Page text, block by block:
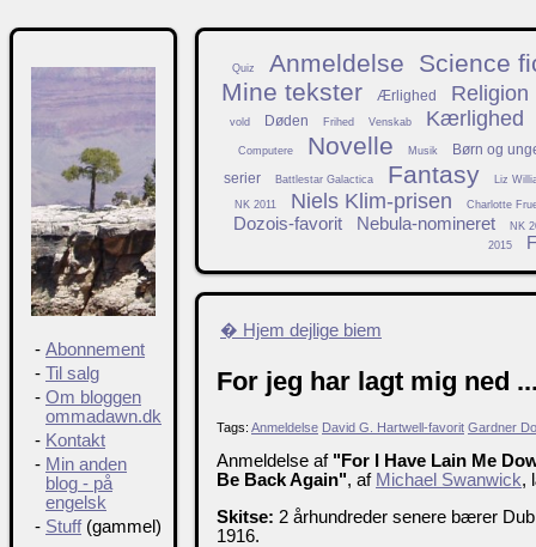
Quiz Anmeldelse
Science
Mine tekster
Ærlighed Religion
vold Døden Frihed Venskab Kærlighed
Computere Novelle Musik
Børn og
serier
Battlestar Galactica Fantasy Liz
NK 2011 Niels Klim-prisen Charlotte
Dozois-favorit Nebula-nomineret
NK
2015
� Hjem dejlige biem
For jeg har lagt mig ned
Tags: Anmeldelse David G. Hartwell-favorit Gardner
Anmeldelse af "For I Have Lain Me
Be Back Again", af Michael Swanwick,
Skitse: 2 århundreder senere bærer
1916.
- Abonnement
- Til salg
- Om bloggen
ommadawn.dk
- Kontakt
- Min anden
blog - på
engelsk
- Stuff(gammel)